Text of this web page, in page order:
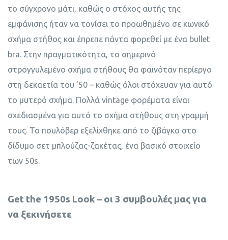
το σύγχρονο μάτι, καθώς ο στόχος αυτής της
εμφάνισης ήταν να τονίσει το προωθημένο σε κωνικό
σχήμα στήθος και έπρεπε πάντα φορεθεί με ένα bullet
bra. Στην πραγματικότητα, το σημερινό
στρογγυλεμένο σχήμα στήθους θα φαινόταν περίεργο
στη δεκαετία του ’50 – καθώς όλοι στόχευαν για αυτό
το μυτερό σχήμα. Πολλά vintage φορέματα είναι
σχεδιασμένα για αυτό το σχήμα στήθους στη γραμμή
τους. Το πουλόβερ εξελίχθηκε από το ζιβάγκο στο
δίδυμο σετ μπλούζας-ζακέτας, ένα βασικό στοιχείο
των 50s.
Get the 1950s Look – οι 3 συμβουλές μας για
να ξεκινήσετε